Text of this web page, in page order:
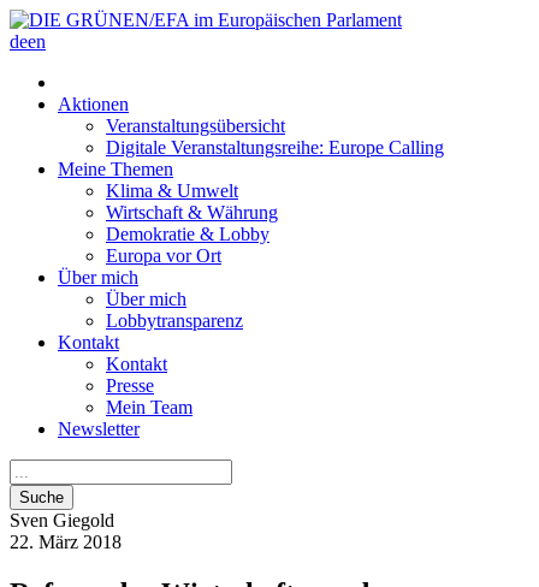
deen
Aktionen
Veranstaltungsübersicht
Digitale Veranstaltungsreihe: Europe Calling
Meine Themen
Klima & Umwelt
Wirtschaft & Währung
Demokratie & Lobby
Europa vor Ort
Über mich
Über mich
Lobbytransparenz
Kontakt
Kontakt
Presse
Mein Team
Newsletter
Suche
Sven Giegold
22. März 2018